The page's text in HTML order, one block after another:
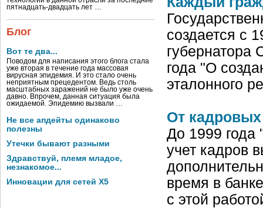
пятнадцать-двадцать лет …
Блог
Вот те два...
Поводом для написания этого блога стала
уже вторая в течение года массовая
вирусная эпидемия. И это стало очень
неприятным прецедентом. Ведь столь
масштабных заражений не было уже очень
давно. Впрочем, данная ситуация была
ожидаемой. Эпидемию вызвали …
Не все апдейты одинаково
полезны
Утечки бывают разными
Здравствуй, племя младое,
незнакомое...
Инновации для сетей X5
создается с
губернатора
года "О
эталонного
От
До 1999 года
учет кадров
время в
с этой